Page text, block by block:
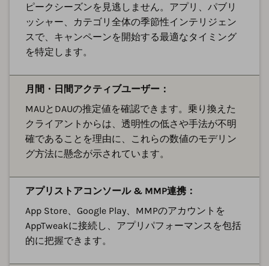
ピークシーズンを見逃しません。アプリ、パブリ
ッシャー、カテゴリ全体の季節性インテリジェン
スで、キャンペーンを開始する最適なタイミング
を特定します。
月間・日間アクティブユーザー：
MAUとDAUの推定値を確認できます。乗り換えた
クライアントからは、透明性の低さや手法が不明
確であることを理由に、これらの数値のモデリン
グ方法に懸念が示されています。
アプリストアコンソール & MMP連携：
App Store、Google Play、MMPのアカウントを
AppTweakに接続し、アプリパフォーマンスを包括
的に把握できます。